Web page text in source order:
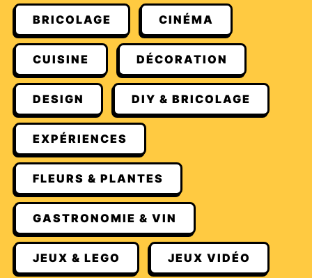
BRICOLAGE CINÉMA
CUISINE DÉCORATION
DESIGN DIY & BRICOLAGE
EXPÉRIENCES
FLEURS & PLANTES
GASTRONOMIE & VIN
JEUX & LEGO JEUX VIDÉO